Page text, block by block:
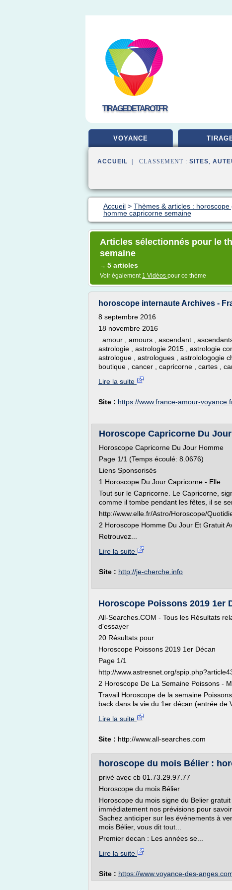
TIRAGEDETAROT.FR
VOYANCE
ACCUEIL | CLASSEMENT : SITES,
Accueil > Thèmes & articles : horoscope
homme capricorne semaine
Articles sélectionnés pour le
semaine
→ 5 articles
Voir également 1 Vidéos pour ce thème
horoscope internaute Archives -
8 septembre 2016
18 novembre 2016
amour , amours , ascendant ,
astrologie , astrologie 2015 , astrologie
astrologue , astrologues , astrolologogie
boutique , cancer , capricorne , cartes ,
Lire la suite
Site : https://www.france-amour-
Horoscope Capricorne Du
Horoscope Capricorne Du Jour Homme
Page 1/1 (Temps écoulé: 8.0676)
Liens Sponsorisés
1 Horoscope Du Jour Capricorne - Elle
Tout sur le Capricorne. Le Capricorne,
comme il tombe pendant les fêtes, il se
http://www.elle.fr/Astro/Horoscope/
2 Horoscope Homme Du Jour Et Gratuit
Retrouvez...
Lire la suite
Site : http://je-cherche.info
Horoscope Poissons 2019 1er
All-Searches.COM - Tous les Résultats
d'essayer
20 Résultats pour
Horoscope Poissons 2019 1er Décan
Page 1/1
http://www.astresnet.org/
2 Horoscope De La Semaine Poissons -
Travail Horoscope de la semaine
back dans la vie du 1er décan (entrée de
Lire la suite
Site : http://www.all-searches.com
horoscope du mois Bélier :
privé avec cb 01.73.29.97.77
Horoscope du mois Bélier
Horoscope du mois signe du Belier
immédiatement nos prévisions pour
Sachez anticiper sur les événements à
mois Bélier, vous dit tout...
Premier decan : Les années se...
Lire la suite
Site : https://www.voyance-des-